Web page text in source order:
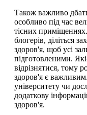
Також важливо
особливо під час
тісних
блогерів, діліться
здоров'я, щоб усі
підготовленими.
відрізнятися, тому
здоров'я є
університету чи
додаткову
здоров'я.